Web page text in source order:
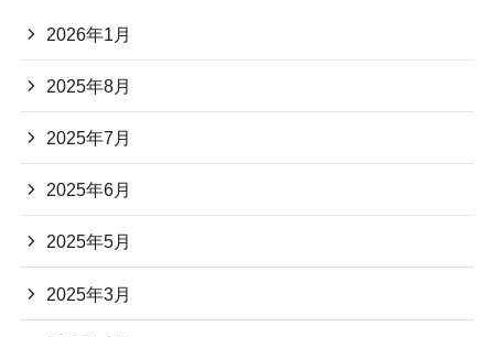
2026年1月
2025年8月
2025年7月
2025年6月
2025年5月
2025年3月